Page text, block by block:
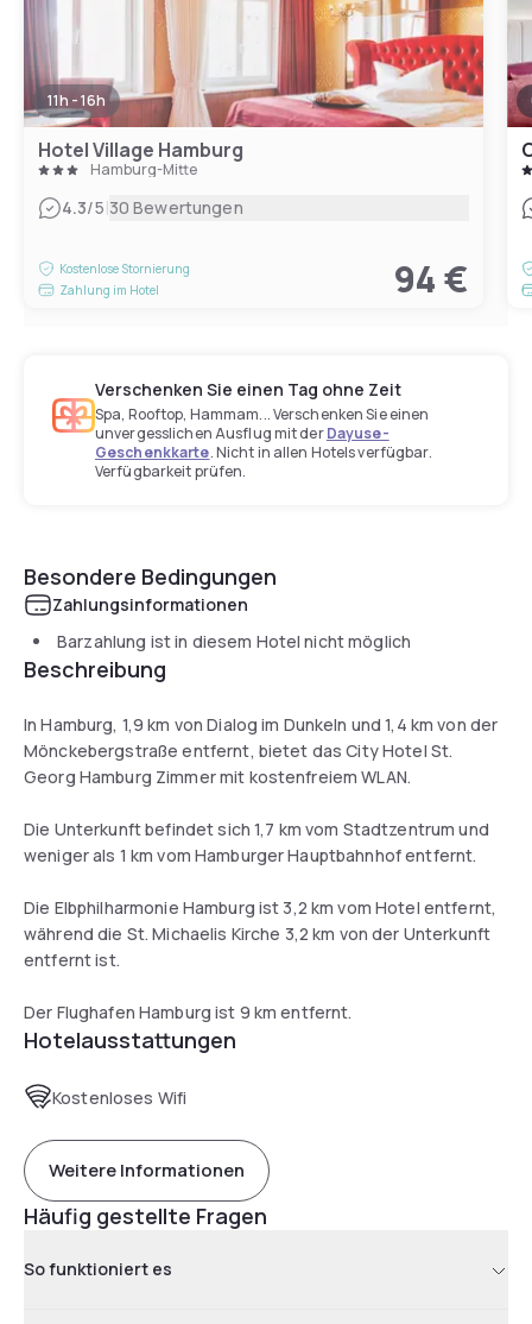
11h - 16h
Hotel Village Hamburg
Hamburg-Mitte
4.3/5|30 Bewertungen
Kostenlose Stornierung
Zahlung im Hotel
94 €
Verschenken Sie einen Tag ohne Zeit
Spa, Rooftop, Hammam... Verschenken Sie einen
unvergesslichen Ausflug mit derDayuse-
Geschenkkarte. Nicht in allen Hotels verfügbar.
Verfügbarkeit prüfen.
Besondere Bedingungen
Zahlungsinformationen
Barzahlung ist in diesem Hotel nicht möglich
Beschreibung
In Hamburg, 1,9 km von Dialog im Dunkeln und 1,4 km von der
Mönckebergstraße entfernt, bietet das City Hotel St.
Georg Hamburg Zimmer mit kostenfreiem WLAN.
Die Unterkunft befindet sich 1,7 km vom Stadtzentrum und
weniger als 1 km vom Hamburger Hauptbahnhof entfernt.
Die Elbphilharmonie Hamburg ist 3,2 km vom Hotel entfernt,
während die St. Michaelis Kirche 3,2 km von der Unterkunft
entfernt ist.
Der Flughafen Hamburg ist 9 km entfernt.
Hotelausstattungen
Kostenloses Wifi
Weitere Informationen
Häufig gestellte Fragen
So funktioniert es